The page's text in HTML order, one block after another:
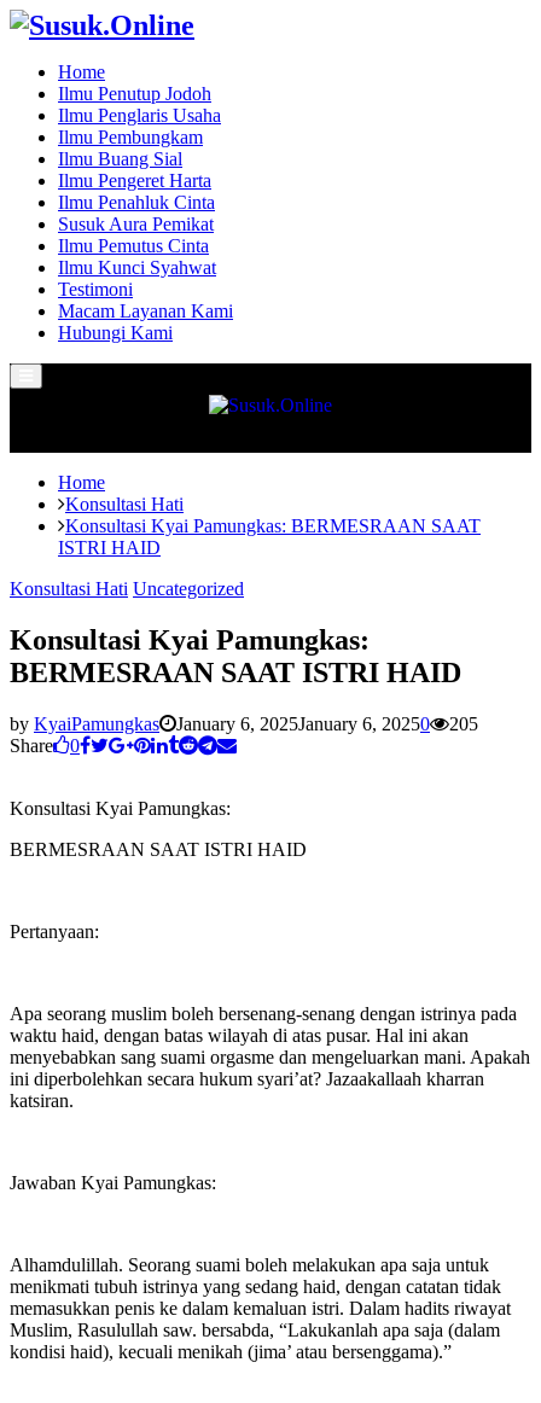
Home
Ilmu Penutup Jodoh
Ilmu Penglaris Usaha
Ilmu Pembungkam
Ilmu Buang Sial
Ilmu Pengeret Harta
Ilmu Penahluk Cinta
Susuk Aura Pemikat
Ilmu Pemutus Cinta
Ilmu Kunci Syahwat
Testimoni
Macam Layanan Kami
Hubungi Kami
Menu
Home
Konsultasi Hati
Konsultasi Kyai Pamungkas: BERMESRAAN SAAT
ISTRI HAID
Konsultasi Hati Uncategorized
Konsultasi Kyai Pamungkas:
BERMESRAAN SAAT ISTRI HAID
by KyaiPamungkas January 6, 2025January 6, 20250
205
Share
0
Konsultasi Kyai Pamungkas:
BERMESRAAN SAAT ISTRI HAID
Pertanyaan:
Apa seorang muslim boleh bersenang-senang dengan istrinya pada
waktu haid, dengan batas wilayah di atas pusar. Hal ini akan
menyebabkan sang suami orgasme dan mengeluarkan mani. Apakah
ini diperbolehkan secara hukum syari’at? Jazaakallaah kharran
katsiran.
Jawaban Kyai Pamungkas:
Alhamdulillah. Seorang suami boleh melakukan apa saja untuk
menikmati tubuh istrinya yang sedang haid, dengan catatan tidak
memasukkan penis ke dalam kemaluan istri. Dalam hadits riwayat
Muslim, Rasulullah saw. bersabda, “Lakukanlah apa saja (dalam
kondisi haid), kecuali menikah (jima’ atau bersenggama).”